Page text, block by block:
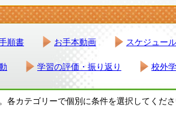
順書 お手本動画 スケジュール
学習の評価・振り返り 校外
カテゴリーで個別に条件を選択してくださ